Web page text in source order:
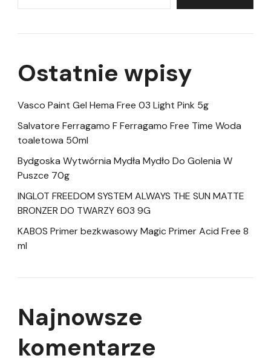
Ostatnie wpisy
Vasco Paint Gel Hema Free 03 Light Pink 5g
Salvatore Ferragamo F Ferragamo Free Time Woda
toaletowa 50ml
Bydgoska Wytwórnia Mydła Mydło Do Golenia W
Puszce 70g
INGLOT FREEDOM SYSTEM ALWAYS THE SUN MATTE
BRONZER DO TWARZY 603 9G
KABOS Primer bezkwasowy Magic Primer Acid Free 8
ml
Najnowsze
komentarze